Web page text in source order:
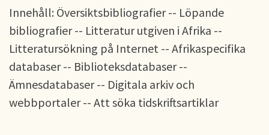
Innehåll: Översiktsbibliografier -- Löpande
bibliografier -- Litteratur utgiven i Afrika --
Litteratursökning på Internet -- Afrikaspecifika
databaser -- Biblioteksdatabaser --
Ämnesdatabaser -- Digitala arkiv och
webbportaler -- Att söka tidskriftsartiklar